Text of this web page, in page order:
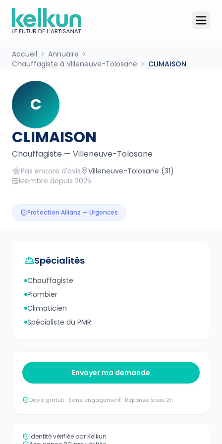
Accueil
Annuaire
Chauffagiste à Villeneuve-Tolosane
CLIMAISON
C
CLIMAISON
Chauffagiste — Villeneuve-Tolosane
Pas encore d'avis Villeneuve-Tolosane (31)
Membre depuis 2025
Protection Allianz — Urgences
Spécialités
Chauffagiste
Plombier
Climaticien
Spécialiste du PMR
Envoyer ma demande
Devis gratuit · Sans engagement · Réponse sous 2h
Identité vérifiée par Kelkun